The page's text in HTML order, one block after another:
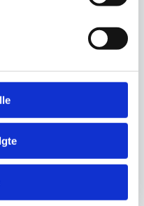
leverandør til
badeværelset, hvor
at du bliver
hvidt lys, som giver